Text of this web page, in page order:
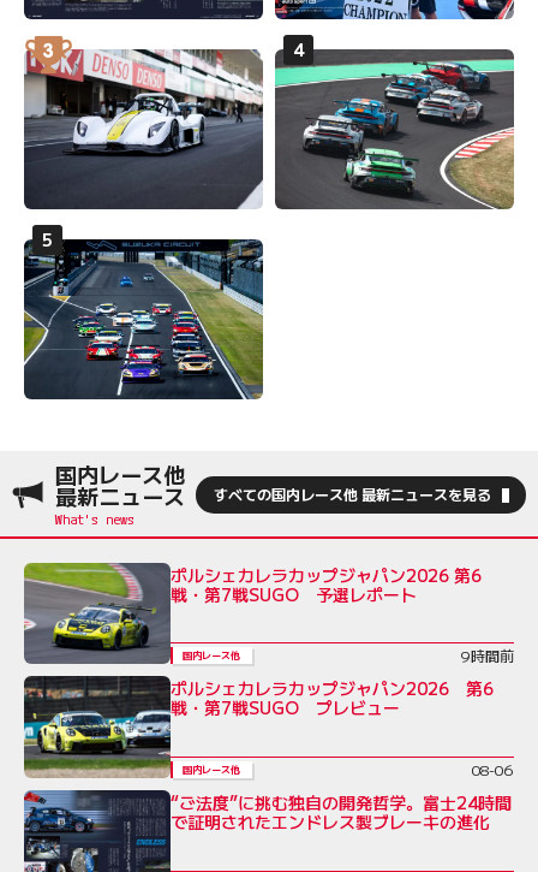
国内レース他
最新ニュース すべての国内レース他 最新ニュースを見る
ポルシェカレラカップジャパン2026 第6
戦・第7戦SUGO 予選レポート
国内レース他 9時間前
ポルシェカレラカップジャパン2026 第6
戦・第7戦SUGO プレビュー
国内レース他 08-06
“ご法度”に挑む独自の開発哲学。富士24時間
で証明されたエンドレス製ブレーキの進化